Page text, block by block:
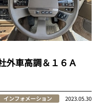
外車高調＆１６Ａ
インフォメーション 2023.05.30